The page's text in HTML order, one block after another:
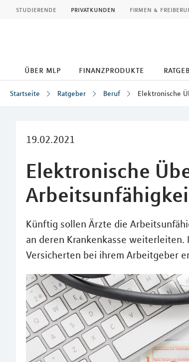
studierende privatkunden firmen &
über mlp finanzprodukte
Startseite Ratgeber Beruf Elektronische
19.02.2021
Elektronische
Künftig sollen Ärzte die
an deren Krankenkasse
Versicherten bei ihrem Arbeitgeber